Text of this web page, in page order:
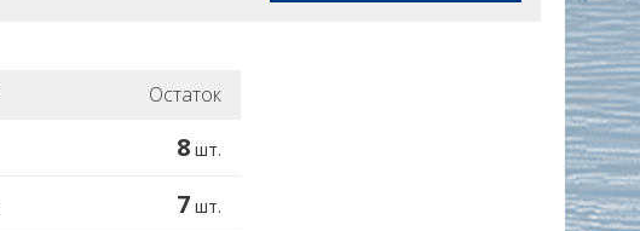
Остаток
8 шт.
7 шт.